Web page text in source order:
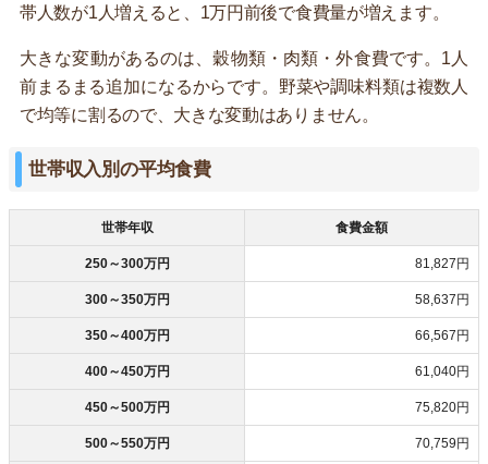
帯人数が1人増えると、1万円前後で食費量が増えます。
大きな変動があるのは、穀物類・肉類・外食費です。1人
前まるまる追加になるからです。野菜や調味料類は複数人
で均等に割るので、大きな変動はありません。
世帯収入別の平均食費
世帯年収 食費金額
250～300万円 81,827円
300～350万円 58,637円
350～400万円 66,567円
400～450万円 61,040円
450～500万円 75,820円
500～550万円 70,759円